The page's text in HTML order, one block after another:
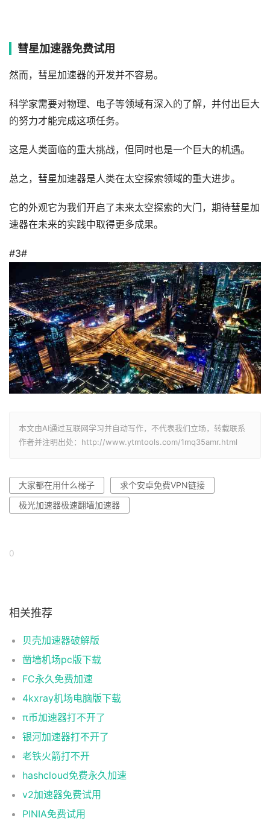
彗星加速器免费试用
然而，彗星加速器的开发并不容易。
科学家需要对物理、电子等领域有深入的了解，并付出巨大
的努力才能完成这项任务。
这是人类面临的重大挑战，但同时也是一个巨大的机遇。
总之，彗星加速器是人类在太空探索领域的重大进步。
它的外观它为我们开启了未来太空探索的大门，期待彗星加
速器在未来的实践中取得更多成果。
#3#
本文由AI通过互联网学习并自动写作，不代表我们立场，转载联系
作者并注明出处：http://www.ytmtools.com/1mq35amr.html
大家都在用什么梯子
求个安卓免费ⅤPN链接
极光加速器极速翻墙加速器
0
相关推荐
贝壳加速器破解版
凿墙机场pc版下载
FC永久免费加速
4kxray机场电脑版下载
π币加速器打不开了
银河加速器打不开了
老铁火箭打不开
hashcloud免费永久加速
v2加速器免费试用
PINIA免费试用